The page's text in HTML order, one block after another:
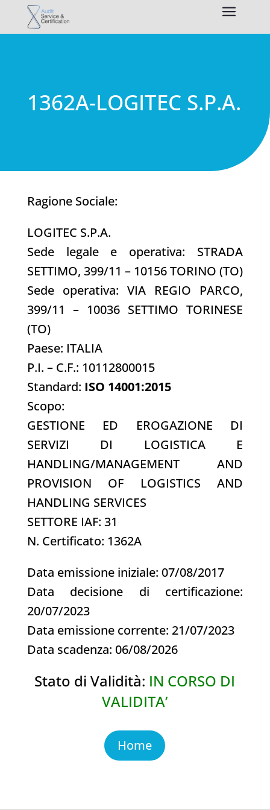
1362A-LOGITEC S.P.A.
Ragione Sociale:
LOGITEC S.P.A.
Sede legale e operativa: STRADA
SETTIMO, 399/11 – 10156 TORINO (TO)
Sede operativa: VIA REGIO PARCO,
399/11 – 10036 SETTIMO TORINESE
(TO)
Paese: ITALIA
P.I. – C.F.: 10112800015
Standard: ISO 14001:2015
Scopo:
GESTIONE ED EROGAZIONE DI
SERVIZI DI LOGISTICA E
HANDLING/MANAGEMENT AND
PROVISION OF LOGISTICS AND
HANDLING SERVICES
SETTORE IAF: 31
N. Certificato: 1362A
Data emissione iniziale: 07/08/2017
Data decisione di certificazione:
20/07/2023
Data emissione corrente: 21/07/2023
Data scadenza: 06/08/2026
Stato di Validità: IN CORSO DI
VALIDITA’
Home